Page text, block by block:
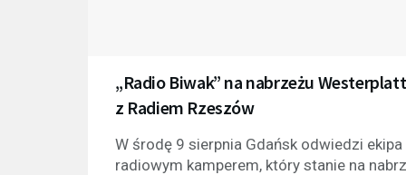
„Radio Biwak” na nabrzeżu
z Radiem Rzeszów
W środę 9 sierpnia Gdańsk odwiedzi
radiowym kamperem, który stanie na